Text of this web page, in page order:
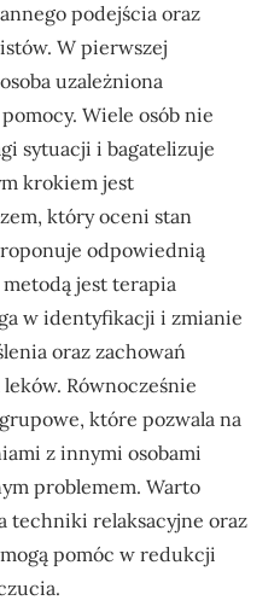
podejścia oraz
W pierwszej
uzależniona
Wiele osób nie
sytuacji i bagatelizuje
krokiem jest
który oceni stan
odpowiednią
jest terapia
w identyfikacji i zmianie
oraz zachowań
Równocześnie
które pozwala na
z innymi osobami
problemem. Warto
techniki relaksacyjne oraz
pomóc w redukcji